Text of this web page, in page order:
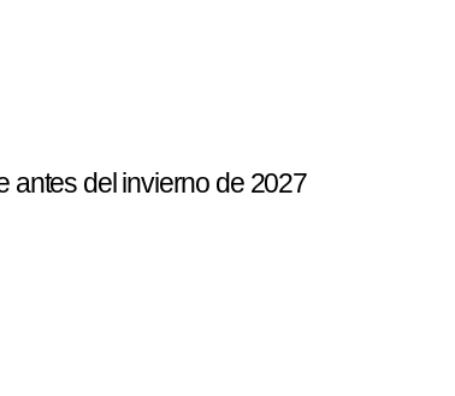
antes del invierno de 2027